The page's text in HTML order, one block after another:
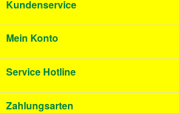
Kundenservice
Mein Konto
Service Hotline
Zahlungsarten